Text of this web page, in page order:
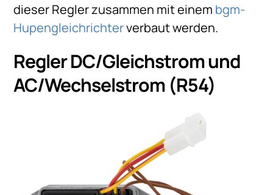
dieser Regler zusammen mit einem bgm-
Hupengleichrichterverbaut werden.
Regler DC/Gleichstrom und
AC/Wechselstrom (R54)